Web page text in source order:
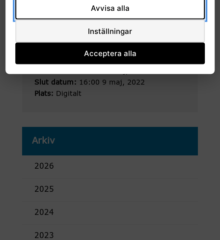
Kalendarium information
Slut datum: 16:00 9 maj, 2022
Plats: Digitalt
Arkiv
2026
2025
2024
2023
Avvisa alla
Inställningar
Acceptera alla